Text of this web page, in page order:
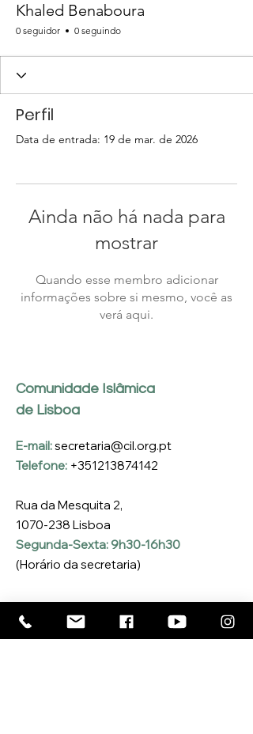
Khaled Benaboura
0 seguidor 0 seguindo
Perfil
Data de entrada: 19 de mar. de 2026
Ainda não há nada para
mostrar
Quando esse membro adicionar
informações sobre si mesmo, você as
verá aqui.
Comunidade Islâmica
de Lisboa
E-mail:secretaria@cil.org.pt
Telefone: +351213874142
Rua da Mesquita 2,
1070-238 Lisboa
Segunda-Sexta: 9h30-16h30
(Horário da secretaria)
Inscreva-se na nossa
Newsletter